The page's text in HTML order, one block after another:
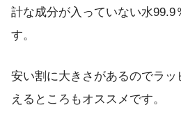
計な成分が入っていない水99.9
す。
安い割に大きさがあるのでラ
えるところもオススメです。